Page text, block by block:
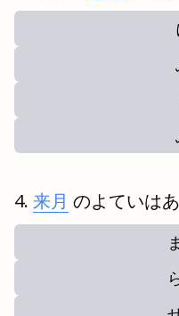
来月 のよていは